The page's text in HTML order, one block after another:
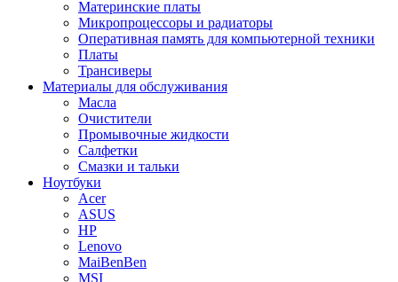
Материнские платы
Микропроцессоры и радиаторы
Оперативная память для компьютерной техники
Платы
Трансиверы
Материалы для обслуживания
Масла
Очистители
Промывочные жидкости
Салфетки
Смазки и тальки
Ноутбуки
Acer
ASUS
HP
Lenovo
MaiBenBen
MSI